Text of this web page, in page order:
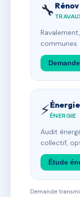
🔧
⚡ÉNERGIE
Audit
collectif,
Étude
Demande